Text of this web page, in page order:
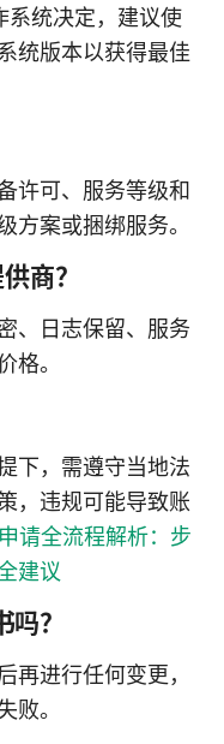
系统决定，建议使
统版本以获得最佳
许可、服务等级和
方案或捆绑服务。
商？
、日志保留、服务
格。
下，需遵守当地法
，违规可能导致账
请全流程解析：步
建议
？
再进行任何变更，
败。